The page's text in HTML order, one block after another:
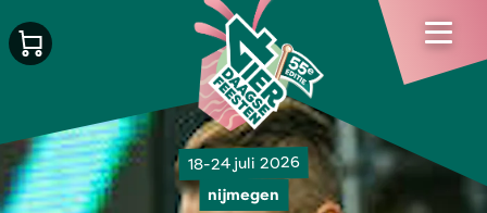
18-24 juli 2026
nijmegen